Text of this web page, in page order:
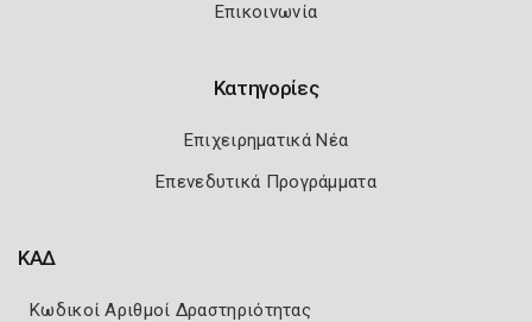
Επικοινωνία
Κατηγορίες
Επιχειρηματικά Νέα
Επενεδυτικά Προγράμματα
ΚΑΔ
Κωδικοί Αριθμοί Δραστηριότητας